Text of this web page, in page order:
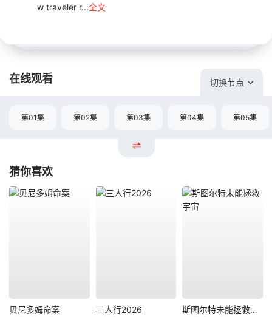
w traveler r...全文
在线观看 切换节点
第01集 第02集 第03集 第04集 第05集
猜你喜欢
贝尼多姆命案 三人行2026 斯图尔特未能拯救宇宙